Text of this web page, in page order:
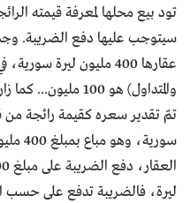
تود بيع محلها لمعرفة قيمته
سيتوجب عليها دفع الضريبة.
عقارها 400 مليون ليرة
والمتداول) هو 100
ليرة، فالضريبة تدفع على حسب